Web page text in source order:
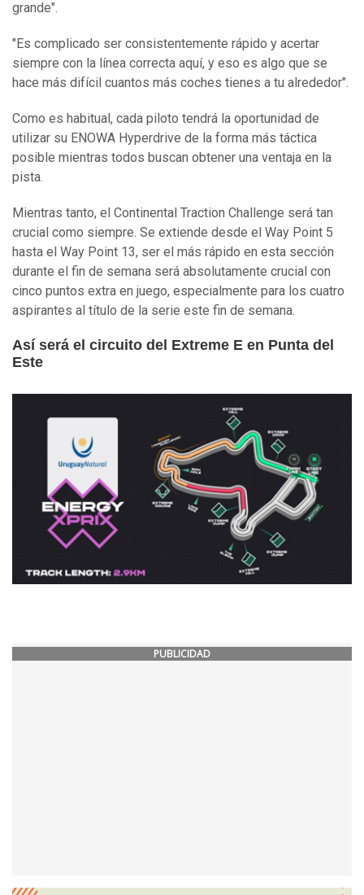
grande".
"Es complicado ser consistentemente rápido y acertar
siempre con la línea correcta aquí, y eso es algo que se
hace más difícil cuantos más coches tienes a tu alrededor".
Como es habitual, cada piloto tendrá la oportunidad de
utilizar su ENOWA Hyperdrive de la forma más táctica
posible mientras todos buscan obtener una ventaja en la
pista.
Mientras tanto, el Continental Traction Challenge será tan
crucial como siempre. Se extiende desde el Way Point 5
hasta el Way Point 13, ser el más rápido en esta sección
durante el fin de semana será absolutamente crucial con
cinco puntos extra en juego, especialmente para los cuatro
aspirantes al título de la serie este fin de semana.
Así será el circuito del Extreme E en Punta del
Este
PUBLICIDAD